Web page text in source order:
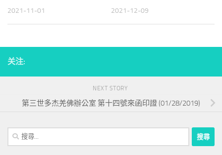
2021-11-01 2021-12-09
关注:
NEXT STORY
第三世多杰羌佛辦公室 第十四號來函印證 (01/28/2019)
搜
尋